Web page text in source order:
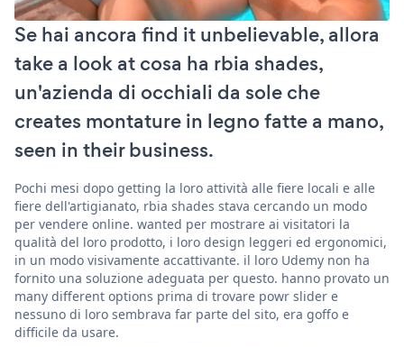
Se hai ancora find it unbelievable, allora
take a look at cosa ha rbia shades,
un'azienda di occhiali da sole che
creates montature in legno fatte a mano,
seen in their business.
Pochi mesi dopo getting la loro attività alle fiere locali e alle
fiere dell'artigianato, rbia shades stava cercando un modo
per vendere online. wanted per mostrare ai visitatori la
qualità del loro prodotto, i loro design leggeri ed ergonomici,
in un modo visivamente accattivante. il loro Udemy non ha
fornito una soluzione adeguata per questo. hanno provato un
many different options prima di trovare powr slider e
nessuno di loro sembrava far parte del sito, era goffo e
difficile da usare.